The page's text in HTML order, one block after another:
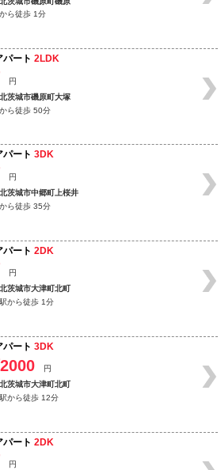
ら徒歩 1分
パート 2LDK
円
茨城市磯原町大塚
ら徒歩 50分
パート 3DK
円
茨城市中郷町上桜井
ら徒歩 35分
パート 2DK
円
茨城市大津町北町
から徒歩 1分
パート 3DK
円
茨城市大津町北町
から徒歩 12分
パート 2DK
円